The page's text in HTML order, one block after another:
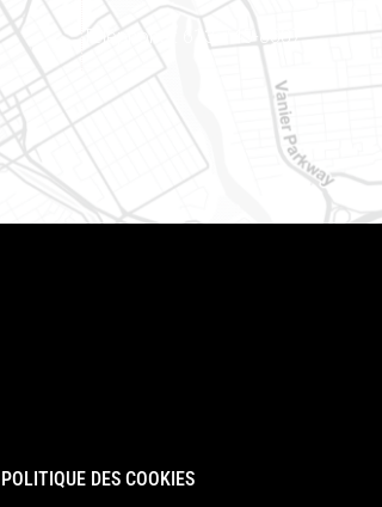
Téléphone : 613-745-8387
POLITIQUE DES COOKIES